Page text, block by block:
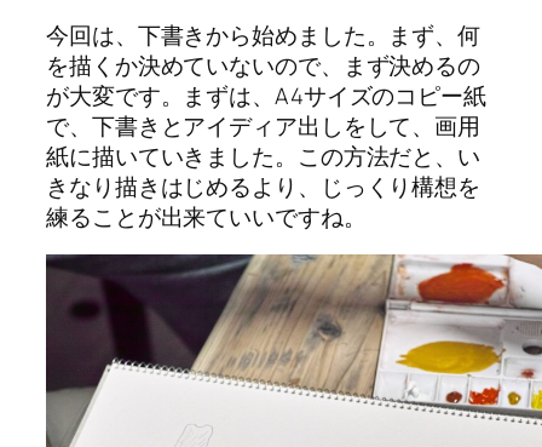
今回は、下書きから始めました。まず、何
を描くか決めていないので、まず決めるの
が大変です。まずは、A4サイズのコピー紙
で、下書きとアイディア出しをして、画用
紙に描いていきました。この方法だと、い
きなり描きはじめるより、じっくり構想を
練ることが出来ていいですね。